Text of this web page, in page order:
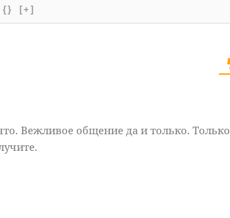
{} [+]
Вежливое общение да и только. Только